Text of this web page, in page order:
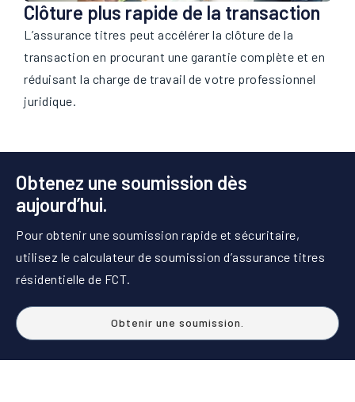
Clôture plus rapide de la transaction
L’assurance titres peut accélérer la clôture de la
transaction en procurant une garantie complète et en
réduisant la charge de travail de votre professionnel
juridique.
Obtenez une soumission dès
aujourd’hui.
Pour obtenir une soumission rapide et sécuritaire,
utilisez le calculateur de soumission d’assurance titres
résidentielle de FCT.
Obtenir une soumission.